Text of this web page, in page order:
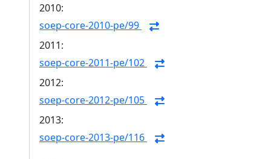
2010:
soep-core-2010-pe/99
2011:
soep-core-2011-pe/102
2012:
soep-core-2012-pe/105
2013:
soep-core-2013-pe/116